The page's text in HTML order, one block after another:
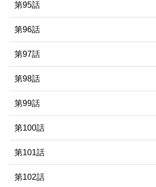
第95話
第96話
第97話
第98話
第99話
第100話
第101話
第102話